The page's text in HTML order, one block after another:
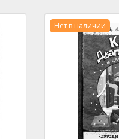
Нет в наличии